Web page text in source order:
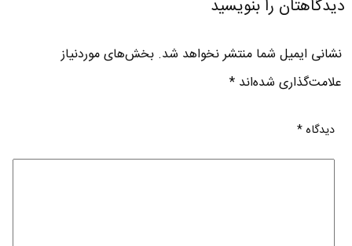
دیدگاهتان را بنویسید
نشانی ایمیل شما منتشر نخواهد شد. بخش‌های موردنیاز
علامت‌گذاری شده‌اند*
دیدگاه*